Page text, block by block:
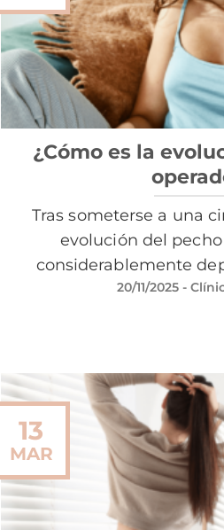
¿Cómo es la
Tras someterse a una
evolución del
considerablemente
20/11/2025-
13
MAR